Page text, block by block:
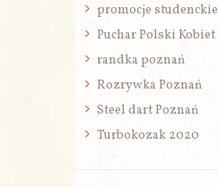
promocje studenckie
Puchar Polski Kobiet
randka poznań
Rozrywka Poznań
Steel dart Poznań
Turbokozak 2020